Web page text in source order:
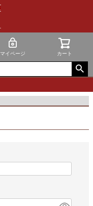
マイページ カート